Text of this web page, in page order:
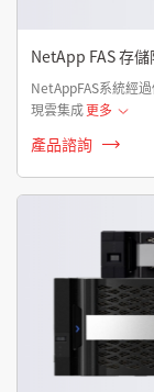
NetApp FAS 存儲
NetAppFAS系統經
現雲集成更多
產品諮詢